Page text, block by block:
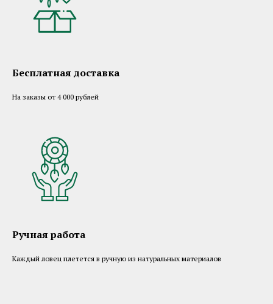
Бесплатная доставка
На заказы от 4 000 рублей
Ручная работа
Каждый ловец плетется в ручную из натуральных материалов